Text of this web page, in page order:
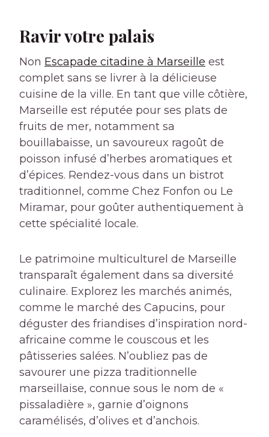
Ravir votre palais
Non Escapade citadine à Marseille est
complet sans se livrer à la délicieuse
cuisine de la ville. En tant que ville côtière,
Marseille est réputée pour ses plats de
fruits de mer, notamment sa
bouillabaisse, un savoureux ragoût de
poisson infusé d’herbes aromatiques et
d’épices. Rendez-vous dans un bistrot
traditionnel, comme Chez Fonfon ou Le
Miramar, pour goûter authentiquement à
cette spécialité locale.
Le patrimoine multiculturel de Marseille
transparaît également dans sa diversité
culinaire. Explorez les marchés animés,
comme le marché des Capucins, pour
déguster des friandises d’inspiration nord-
africaine comme le couscous et les
pâtisseries salées. N’oubliez pas de
savourer une pizza traditionnelle
marseillaise, connue sous le nom de «
pissaladière », garnie d’oignons
caramélisés, d’olives et d’anchois.